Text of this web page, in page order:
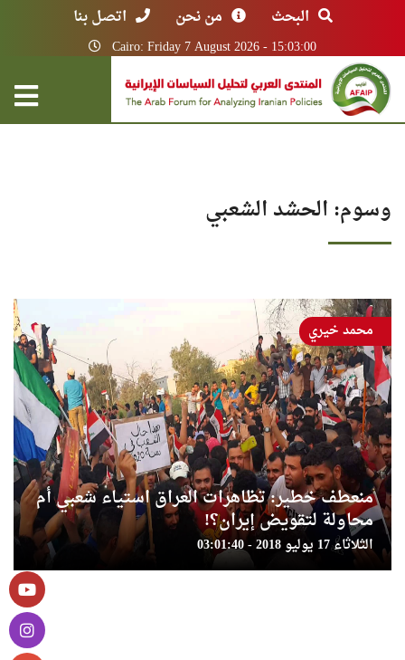
البحث من نحن اتصل بنا
Cairo: Friday 7 August 2026 - 15:03:00
وسوم: الحشد الشعبي
منعطف خطير: تظاهرات العراق استياء شعبي أم
محاولة لتقويض إيران؟!
الثلاثاء 17 يوليو 2018 - 03:01:40
محمد خيري